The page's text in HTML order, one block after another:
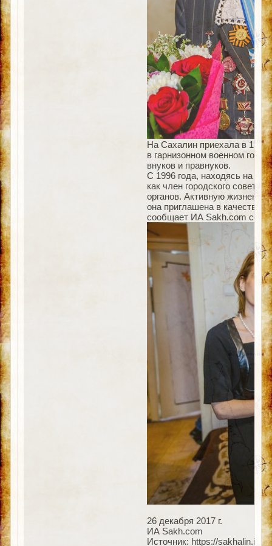
На Сахалин приехала в 1946
в гарнизонном военном
внуков и правнуков.
С 1996 года, находясь на
как член городского совета
органов. Активную
она приглашена в качестве
сообщает ИА Sakh.com со
26 декабря 2017 г.
ИА Sakh.com
Источник: https://